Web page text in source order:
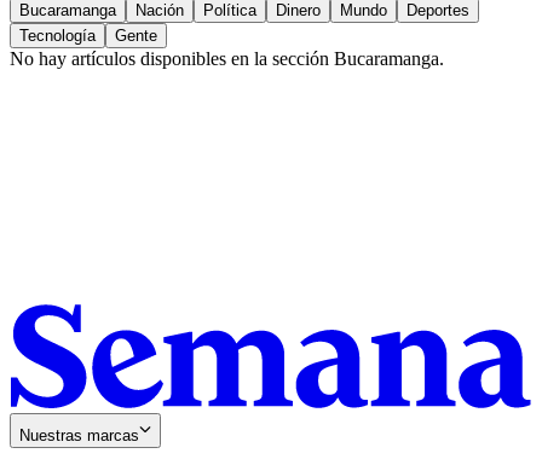
Bucaramanga Nación Política Dinero Mundo
Deportes
Tecnología
Gente
No hay artículos disponibles en la sección Bucaramanga.
Nuestras marcas